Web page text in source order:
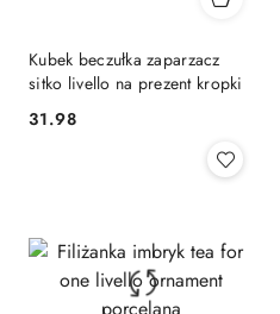
Kubek beczułka zaparzacz
sitko livello na prezent kropki
Cena:
31.98